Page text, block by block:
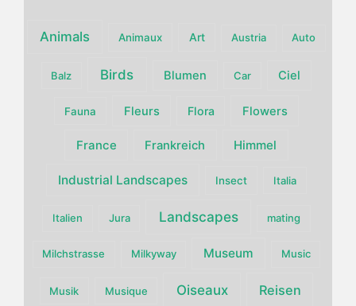
Animals Animaux Art Austria Auto
Balz Birds Blumen Car Ciel
Fauna Fleurs Flora Flowers
France Frankreich Himmel
Industrial Landscapes Insect Italia
Italien Jura Landscapes mating
Milchstrasse Milkyway Museum Music
Musik Musique Oiseaux Reisen